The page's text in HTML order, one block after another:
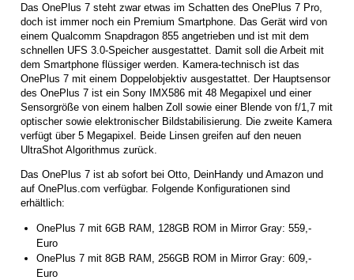
Das OnePlus 7 steht zwar etwas im Schatten des OnePlus 7 Pro,
doch ist immer noch ein Premium Smartphone. Das Gerät wird von
einem Qualcomm Snapdragon 855 angetrieben und ist mit dem
schnellen UFS 3.0-Speicher ausgestattet. Damit soll die Arbeit mit
dem Smartphone flüssiger werden. Kamera-technisch ist das
OnePlus 7 mit einem Doppelobjektiv ausgestattet. Der Hauptsensor
des OnePlus 7 ist ein Sony IMX586 mit 48 Megapixel und einer
Sensorgröße von einem halben Zoll sowie einer Blende von f/1,7 mit
optischer sowie elektronischer Bildstabilisierung. Die zweite Kamera
verfügt über 5 Megapixel. Beide Linsen greifen auf den neuen
UltraShot Algorithmus zurück.
Das OnePlus 7 ist ab sofort bei Otto, DeinHandy und Amazon und
auf OnePlus.com verfügbar. Folgende Konfigurationen sind
erhältlich:
OnePlus 7 mit 6GB RAM, 128GB ROM in Mirror Gray: 559,-
Euro
OnePlus 7 mit 8GB RAM, 256GB ROM in Mirror Gray: 609,-
Euro